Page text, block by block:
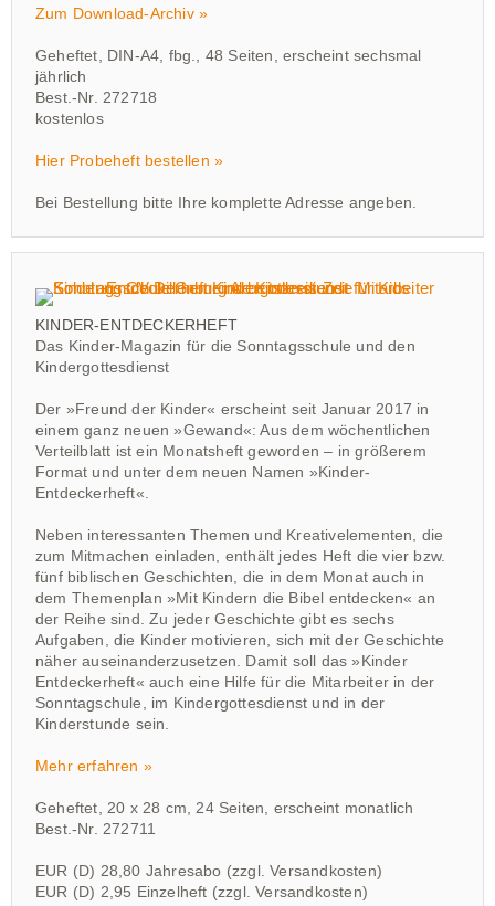
Zum Download-Archiv »
Geheftet, DIN-A4, fbg., 48 Seiten, erscheint sechsmal
jährlich
Best.-Nr. 272718
kostenlos
Hier Probeheft bestellen »
Bei Bestellung bitte Ihre komplette Adresse angeben.
KINDER-ENTDECKERHEFT
Das Kinder-Magazin für die Sonntagsschule und den
Kindergottesdienst
Der »Freund der Kinder« erscheint seit Januar 2017 in
einem ganz neuen »Gewand«: Aus dem wöchentlichen
Verteilblatt ist ein Monatsheft geworden – in größerem
Format und unter dem neuen Namen »Kinder-
Entdeckerheft«.
Neben interessanten Themen und Kreativelementen, die
zum Mitmachen einladen, enthält jedes Heft die vier bzw.
fünf biblischen Geschichten, die in dem Monat auch in
dem Themenplan »Mit Kindern die Bibel entdecken« an
der Reihe sind. Zu jeder Geschichte gibt es sechs
Aufgaben, die Kinder motivieren, sich mit der Geschichte
näher auseinanderzusetzen. Damit soll das »Kinder
Entdeckerheft« auch eine Hilfe für die Mitarbeiter in der
Sonntagschule, im Kindergottesdienst und in der
Kinderstunde sein.
Mehr erfahren »
Geheftet, 20 x 28 cm, 24 Seiten, erscheint monatlich
Best.-Nr. 272711
EUR (D) 28,80 Jahresabo (zzgl. Versandkosten)
EUR (D) 2,95 Einzelheft (zzgl. Versandkosten)